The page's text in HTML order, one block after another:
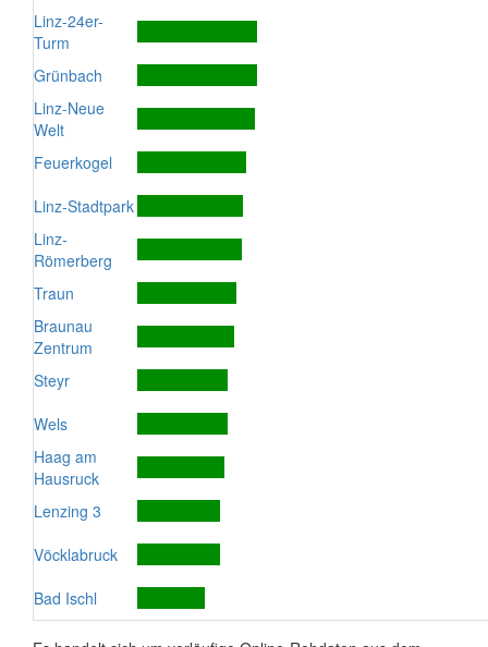
Linz-24er-
Turm
Grünbach
Linz-Neue
Welt
Feuerkogel
Linz-Stadtpark
Linz-
Römerberg
Traun
Braunau
Zentrum
Steyr
Wels
Haag am
Hausruck
Lenzing 3
Vöcklabruck
Bad Ischl